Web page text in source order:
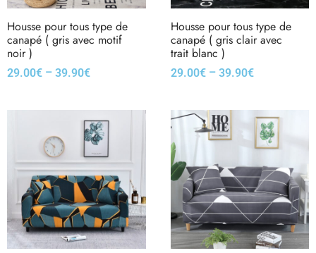
Housse pour tous type de
canapé ( gris avec motif
noir )
29.00€ – 39.90€
Housse pour tous type de
canapé ( gris clair avec
trait blanc )
29.00€– 39.90€